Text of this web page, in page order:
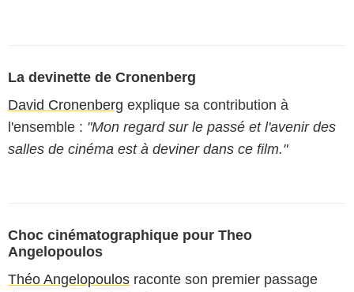
La devinette de Cronenberg
David Cronenberg explique sa contribution à
l'ensemble : "Mon regard sur le passé et l'avenir des
salles de cinéma est à deviner dans ce film."
Choc cinématographique pour Theo
Angelopoulos
Théo Angelopoulos raconte son premier passage